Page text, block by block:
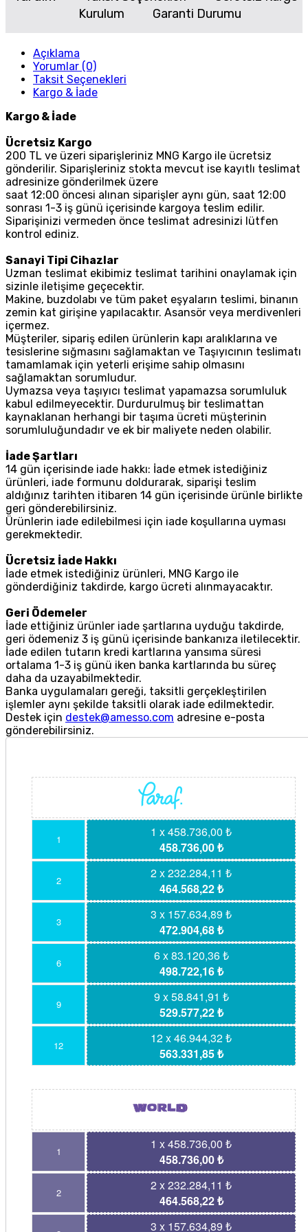
Kurulum
Garanti Durumu
Açıklama
Yorumlar (0)
Taksit Seçenekleri
Kargo & İade
Kargo & İade
Ücretsiz Kargo
200 TL ve üzeri siparişleriniz MNG Kargo ile ücretsiz
gönderilir. Siparişleriniz stokta mevcut ise kayıtlı teslimat
adresinize gönderilmek üzere
saat 12:00 öncesi alınan siparişler aynı gün, saat 12:00
sonrası 1-3 iş günü içerisinde kargoya teslim edilir.
Siparişinizi vermeden önce teslimat adresinizi lütfen
kontrol ediniz.
Sanayi Tipi Cihazlar
Uzman teslimat ekibimiz teslimat tarihini onaylamak için
sizinle iletişime geçecektir.
Makine, buzdolabı ve tüm paket eşyaların teslimi, binanın
zemin kat girişine yapılacaktır. Asansör veya merdivenleri
içermez.
Müşteriler, sipariş edilen ürünlerin kapı aralıklarına ve
tesislerine sığmasını sağlamaktan ve Taşıyıcının teslimatı
tamamlamak için yeterli erişime sahip olmasını
sağlamaktan sorumludur.
Uymazsa veya taşıyıcı teslimat yapamazsa sorumluluk
kabul edilmeyecektir. Durdurulmuş bir teslimattan
kaynaklanan herhangi bir taşıma ücreti müşterinin
sorumluluğundadır ve ek bir maliyete neden olabilir.
İade Şartları
14 gün içerisinde iade hakkı: İade etmek istediğiniz
ürünleri, iade formunu doldurarak, siparişi teslim
aldığınız tarihten itibaren 14 gün içerisinde ürünle birlikte
geri gönderebilirsiniz.
Ürünlerin iade edilebilmesi için iade koşullarına uyması
gerekmektedir.
Ücretsiz İade Hakkı
İade etmek istediğiniz ürünleri, MNG Kargo ile
gönderdiğiniz takdirde, kargo ücreti alınmayacaktır.
Geri Ödemeler
İade ettiğiniz ürünler iade şartlarına uyduğu takdirde,
geri ödemeniz 3 iş günü içerisinde bankanıza iletilecektir.
İade edilen tutarın kredi kartlarına yansıma süresi
ortalama 1-3 iş günü iken banka kartlarında bu süreç
daha da uzayabilmektedir.
Banka uygulamaları gereği, taksitli gerçekleştirilen
işlemler aynı şekilde taksitli olarak iade edilmektedir.
Destek için destek@amesso.com adresine e-posta
gönderebilirsiniz.
1
1 x 458.736,00 ₺
458.736,00 ₺
2
2 x 232.284,11 ₺
464.568,22 ₺
3
3 x 157.634,89 ₺
472.904,68 ₺
6
6 x 83.120,36 ₺
498.722,16 ₺
9
9 x 58.841,91 ₺
529.577,22 ₺
12
12 x 46.944,32 ₺
563.331,85 ₺
1
1 x 458.736,00 ₺
458.736,00 ₺
2
2 x 232.284,11 ₺
464.568,22 ₺
3 x 157.634,89 ₺